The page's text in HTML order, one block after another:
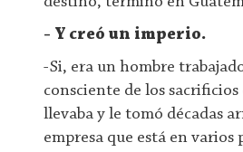
- Y creó un imperio.
-Si, era un hombre
consciente de los sacrificios
llevaba y le tomó décadas
empresa que está en varios